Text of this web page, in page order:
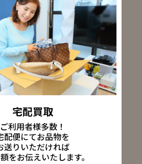
宅配買取
ご利用者様多数！
配便にてお品物を
送りいただければ
をお伝えいたします。